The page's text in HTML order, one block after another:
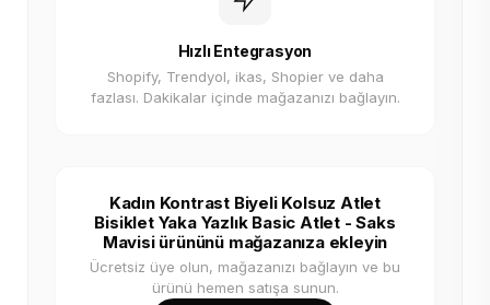
Hızlı Entegrasyon
Shopify, Trendyol, ikas, Shopier ve daha
fazlası. Dakikalar içinde mağazanızı bağlayın.
Kadın Kontrast Biyeli Kolsuz Atlet
Bisiklet Yaka Yazlık Basic Atlet - Saks
Mavisi ürününü mağazanıza ekleyin
Ücretsiz üye olun, mağazanızı bağlayın ve bu
ürünü hemen satışa sunun.